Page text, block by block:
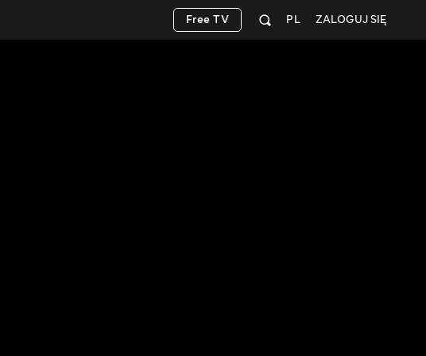
ZALOGUJ SIĘ
PL
Free TV